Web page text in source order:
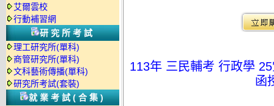
艾爾雲校
行動補習網
研究所考試
理工研究所(單科)
商管研究所(單科)
文科藝術傳播(單科)
研究所考試(套裝)
就業考試(合集)
113年 三民輔考 行政學
函